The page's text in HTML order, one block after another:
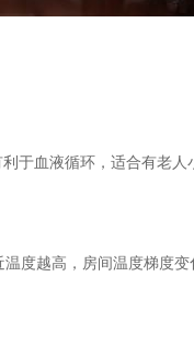
于血液循环， 适合有老人
温度越高，房间温度梯度